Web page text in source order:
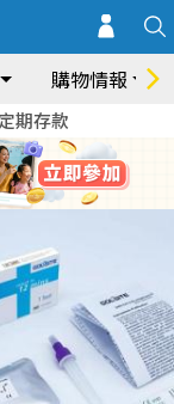
購物情報
定期存款